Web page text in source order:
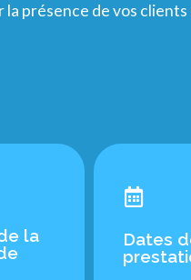
présence de vos clients
la
Dates